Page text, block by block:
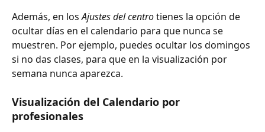
Además, en los Ajustes del centro tienes la opción de
ocultar días en el calendario para que nunca se
muestren. Por ejemplo, puedes ocultar los domingos
si no das clases, para que en la visualización por
semana nunca aparezca.
Visualización del Calendario por
profesionales